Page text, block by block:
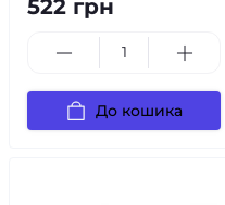
522 грн
До кошика